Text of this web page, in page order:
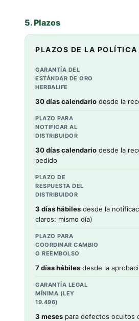
5. Plazos
PLAZOS DE LA POLÍTICA
GARANTÍA DEL
ESTÁNDAR DE ORO
HERBALIFE
30 días calendario desde la
PLAZO PARA
NOTIFICAR AL
DISTRIBUIDOR
30 días calendario desde la
pedido
PLAZO DE
RESPUESTA DEL
DISTRIBUIDOR
3 días hábiles desde la
claros: mismo día)
PLAZO PARA
COORDINAR CAMBIO
O REEMBOLSO
7 días hábiles desde la
GARANTÍA LEGAL
MÍNIMA (LEY
19.496)
3 meses para defectos ocultos